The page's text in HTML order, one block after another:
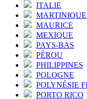
ITALIE
MARTINIQUE
MAURICE
MEXIQUE
PAYS-BAS
PÉROU
PHILIPPINES
POLOGNE
POLYNÉSIE
PORTO RICO